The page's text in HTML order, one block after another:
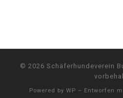
© 2026 Schäferhundeverein
Powered by WP – Entworfen